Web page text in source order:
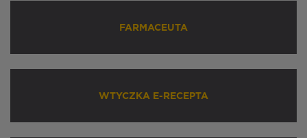
FARMACEUTA
WTYCZKA E-RECEPTA